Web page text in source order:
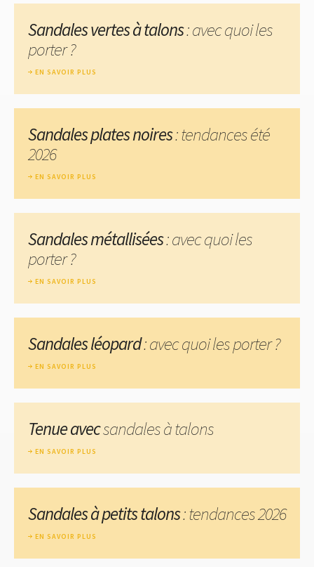
Sandales vertes à talons: avec quoi les
porter ?
EN SAVOIR PLUS
Sandales plates noires: tendances été
2026
EN SAVOIR PLUS
Sandales métallisées: avec quoi les
porter ?
EN SAVOIR PLUS
Sandales léopard: avec quoi les porter ?
EN SAVOIR PLUS
Tenue avecsandales à talons
EN SAVOIR PLUS
Sandales à petits talons: tendances 2026
EN SAVOIR PLUS